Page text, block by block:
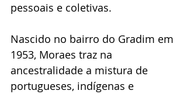
pessoais e coletivas.
Nascido no bairro do Gradim em
1953, Moraes traz na
ancestralidade a mistura de
portugueses, indígenas e